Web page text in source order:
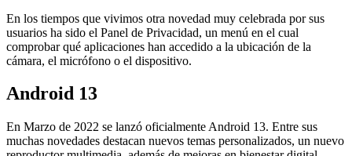
En los tiempos que vivimos otra novedad muy celebrada por sus
usuarios ha sido el Panel de Privacidad, un menú en el cual
comprobar qué aplicaciones han accedido a la ubicación de la
cámara, el micrófono o el dispositivo.
Android 13
En Marzo de 2022 se lanzó oficialmente Android 13. Entre sus
muchas novedades destacan nuevos temas personalizados, un nuevo